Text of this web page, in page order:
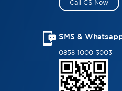
Call CS Now
SMS &
0858-1000-3003